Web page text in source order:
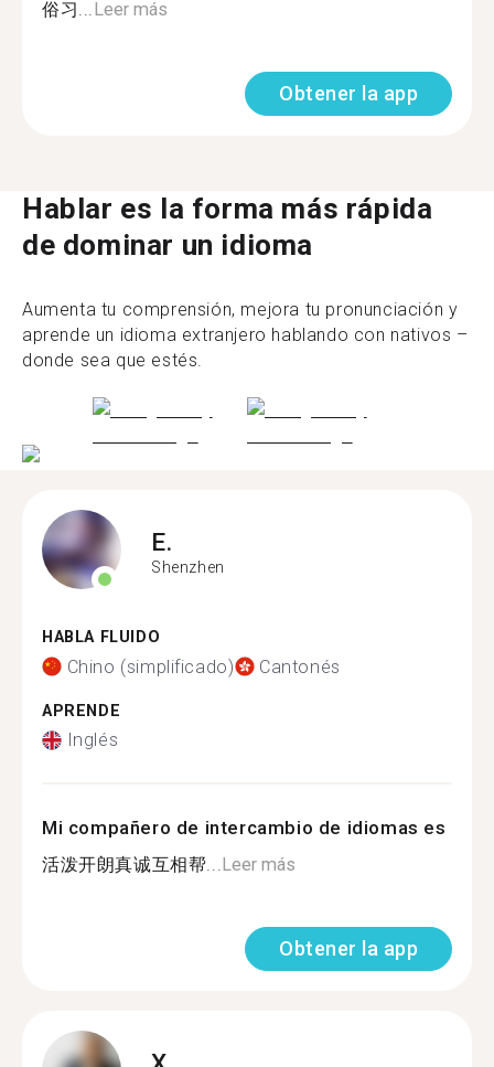
俗习... Leer más
Obtener la app
Hablar es la forma más rápida
de dominar un idioma
Aumenta tu comprensión, mejora tu pronunciación y
aprende un idioma extranjero hablando con nativos –
donde sea que estés.
E.
Shenzhen
HABLA FLUIDO
Chino (simplificado) Cantonés
APRENDE
Inglés
Mi compañero de intercambio de idiomas es
活泼开朗真诚互相帮...Leer más
Obtener la app